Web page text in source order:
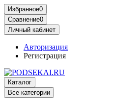
Избранное0
Сравнение0
Личный кабинет
Авторизация
Регистрация
Каталог
Все категории